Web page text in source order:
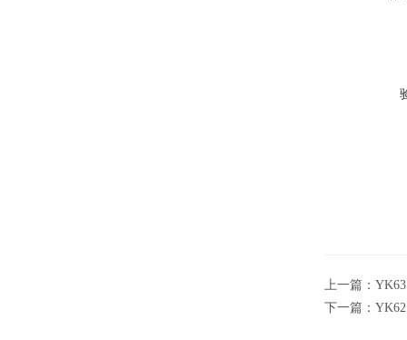
上一篇：
下一篇：